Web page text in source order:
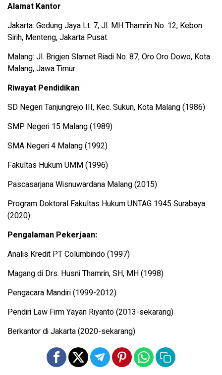
Alamat Kantor
Jakarta: Gedung Jaya Lt. 7, Jl. MH Thamrin No. 12, Kebon
Sirih, Menteng, Jakarta Pusat.
Malang: Jl. Brigjen Slamet Riadi No. 87, Oro Oro Dowo, Kota
Malang, Jawa Timur.
Riwayat Pendidikan:
SD Negeri Tanjungrejo III, Kec. Sukun, Kota Malang (1986)
SMP Negeri 15 Malang (1989)
SMA Negeri 4 Malang (1992)
Fakultas Hukum UMM (1996)
Pascasarjana Wisnuwardana Malang (2015)
Program Doktoral Fakultas Hukum UNTAG 1945 Surabaya
(2020)
Pengalaman Pekerjaan:
Analis Kredit PT Columbindo (1997)
Magang di Drs. Husni Thamrin, SH, MH (1998)
Pengacara Mandiri (1999-2012)
Pendiri Law Firm Yayan Riyanto (2013-sekarang)
Berkantor di Jakarta (2020-sekarang)